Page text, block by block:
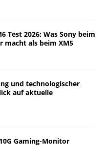
Test 2026: Was Sony beim
macht als beim XM5
und technologischer
auf aktuelle
Gaming-Monitor